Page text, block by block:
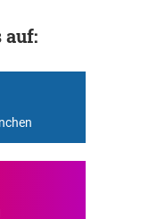
auf: